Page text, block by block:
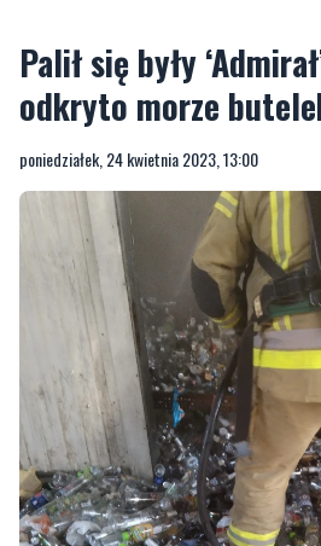
poniedziałek, 24 kwietnia 2023, 13:00